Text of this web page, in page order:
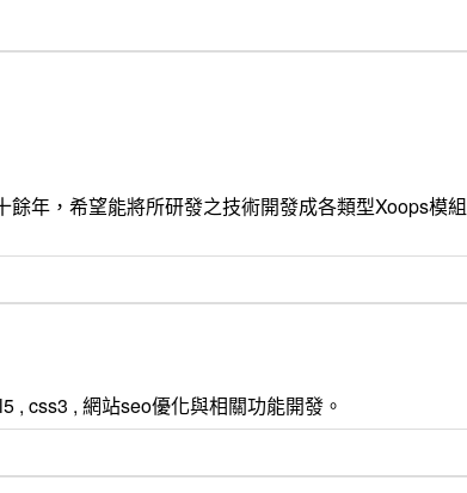
年，希望能將所研發之技術開發成各類型Xoops模
, css3 , 網站seo優化與相關功能開發。